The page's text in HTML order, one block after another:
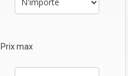
Prix max